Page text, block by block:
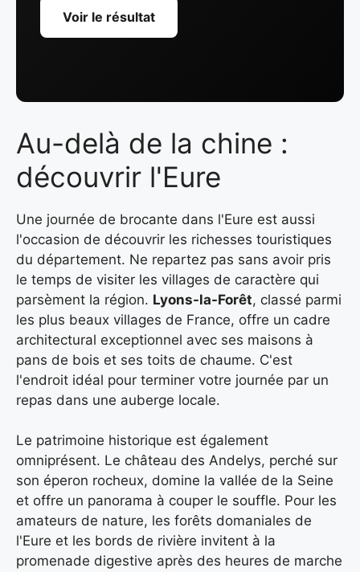
Voir le résultat
Au-delà de la chine :
découvrir l'Eure
Une journée de brocante dans l'Eure est aussi
l'occasion de découvrir les richesses touristiques
du département. Ne repartez pas sans avoir pris
le temps de visiter les villages de caractère qui
parsèment la région. Lyons-la-Forêt, classé parmi
les plus beaux villages de France, offre un cadre
architectural exceptionnel avec ses maisons à
pans de bois et ses toits de chaume. C'est
l'endroit idéal pour terminer votre journée par un
repas dans une auberge locale.
Le patrimoine historique est également
omniprésent. Le château des Andelys, perché sur
son éperon rocheux, domine la vallée de la Seine
et offre un panorama à couper le souffle. Pour les
amateurs de nature, les forêts domaniales de
l'Eure et les bords de rivière invitent à la
promenade digestive après des heures de marche